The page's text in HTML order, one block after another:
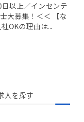
以上／インセンテ
大募集！＜＜ 【な
OKの理由は...
人を探す